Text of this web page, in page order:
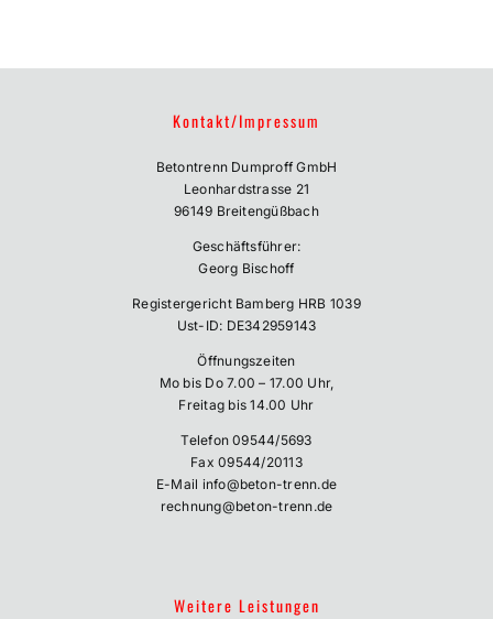
Kontakt/Impressum
Betontrenn Dumproff GmbH
Leonhardstrasse 21
96149 Breitengüßbach
Geschäftsführer:
Georg Bischoff
Registergericht Bamberg HRB 1039
Ust-ID: DE342959143
Öffnungszeiten
Mo bis Do 7.00 – 17.00 Uhr,
Freitag bis 14.00 Uhr
Telefon09544/5693
Fax 09544/20113
E-Mail info@beton-trenn.de
rechnung@beton-trenn.de
Weitere Leistungen